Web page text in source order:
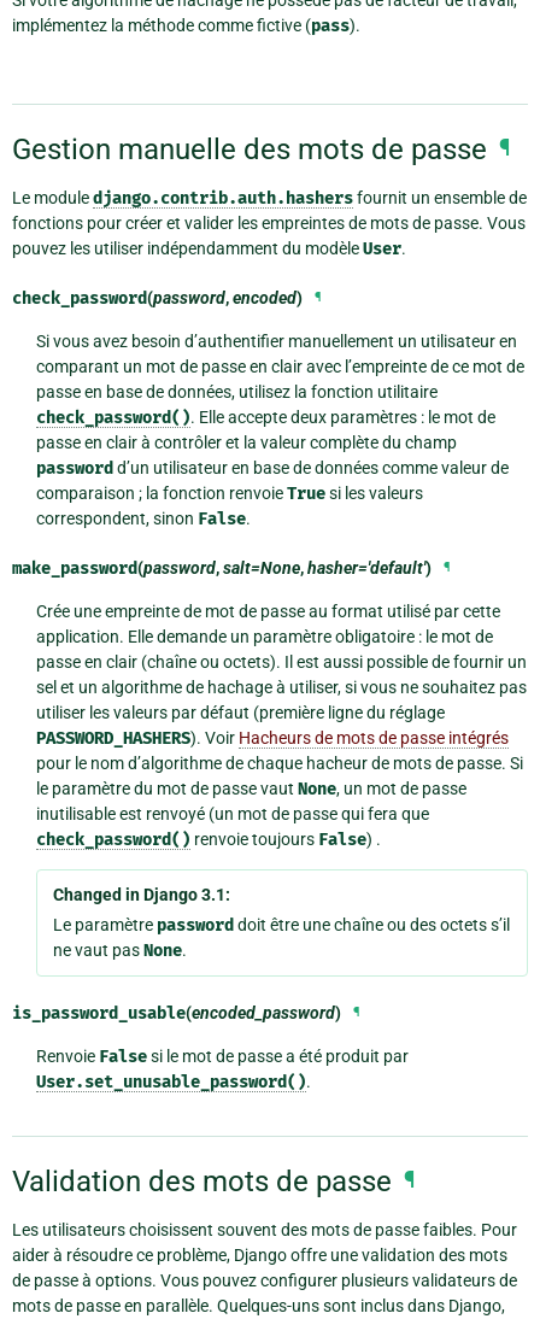
implémentez la méthode comme fictive (pass).
Gestion manuelle des mots de passe ¶
Le moduledjango.contrib.auth.hashersfournit un ensemble de
fonctions pour créer et valider les empreintes de mots de passe. Vous
pouvez les utiliser indépendamment du modèleUser.
check_password(password,encoded) ¶
Si vous avez besoin d’authentifier manuellement un utilisateur en
comparant un mot de passe en clair avec l’empreinte de ce mot de
passe en base de données, utilisez la fonction utilitaire
check_password(). Elle accepte deux paramètres : le mot de
passe en clair à contrôler et la valeur complète du champ
password d’un utilisateur en base de données comme valeur de
comparaison ; la fonction renvoieTruesi les valeurs
correspondent, sinon False.
make_password(password,salt=None,hasher='default') ¶
Crée une empreinte de mot de passe au format utilisé par cette
application. Elle demande un paramètre obligatoire : le mot de
passe en clair (chaîne ou octets). Il est aussi possible de fournir un
sel et un algorithme de hachage à utiliser, si vous ne souhaitez pas
utiliser les valeurs par défaut (première ligne du réglage
PASSWORD_HASHERS). Voir Hacheurs de mots de passe intégrés
pour le nom d’algorithme de chaque hacheur de mots de passe. Si
le paramètre du mot de passe vaut None, un mot de passe
inutilisable est renvoyé (un mot de passe qui fera que
check_password() renvoie toujours False) .
Changed in Django 3.1:
Le paramètre password doit être une chaîne ou des octets s’il
ne vaut pasNone.
is_password_usable(encoded_password) ¶
Renvoie Falsesi le mot de passe a été produit par
User.set_unusable_password().
Validation des mots de passe ¶
Les utilisateurs choisissent souvent des mots de passe faibles. Pour
aider à résoudre ce problème, Django offre une validation des mots
de passe à options. Vous pouvez configurer plusieurs validateurs de
mots de passe en parallèle. Quelques-uns sont inclus dans Django,